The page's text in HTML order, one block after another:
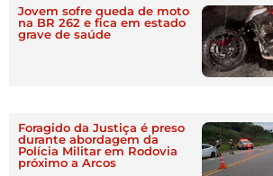
Jovem sofre queda de moto
na BR 262 e fica em estado
grave de saúde
Foragido da Justiça é preso
durante abordagem da
Polícia Militar em Rodovia
próximo a Arcos